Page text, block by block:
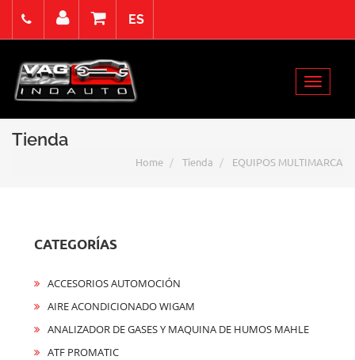
ES
Select Language▼ domingo 9 Agosto de 2026
Acceso Registro
Toggle
Tienda
Home Tienda EQUIPOS MULTIMARCA
CATEGORÍAS
ACCESORIOS AUTOMOCIÓN
AIRE ACONDICIONADO WIGAM
ANALIZADOR DE GASES Y MAQUINA DE HUMOS MAHLE
ATF PROMATIC